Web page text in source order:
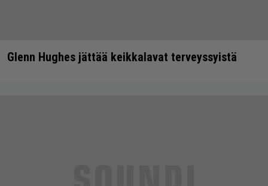
Glenn Hughes jättää keikkalavat terveyssyistä